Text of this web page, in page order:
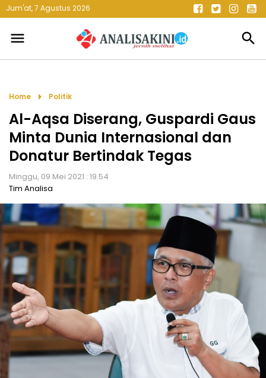
Jum'at, 7 Agustus 2026
menu search
Home arrow_right Politik
Al-Aqsa Diserang, Guspardi Gaus
Minta Dunia Internasional dan
Donatur Bertindak Tegas
Minggu, 09 Mei 2021 : 19.54
Tim Analisa